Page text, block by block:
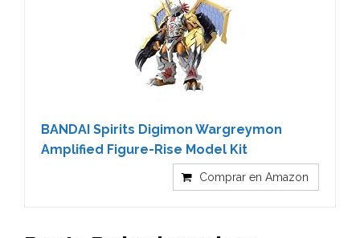
BANDAI Spirits Digimon Wargreymon
Amplified Figure-Rise Model Kit
Comprar en Amazon